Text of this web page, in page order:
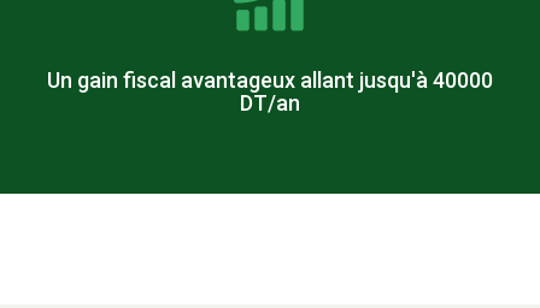
Un gain fiscal avantageux allant jusqu'à 40000
DT/an